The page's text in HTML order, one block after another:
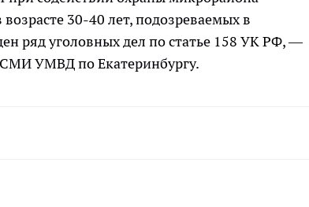
30-40 лет, подозреваемых в
ряд уголовных дел по статье 158 УК РФ, —
УМВД по Екатеринбургу.